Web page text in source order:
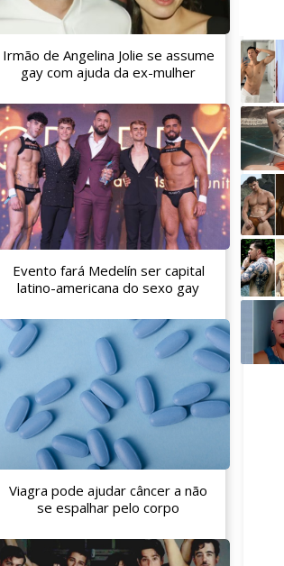
Irmão de Angelina Jolie se assume
gay com ajuda da ex-mulher
Evento fará Medelín ser capital
latino-americana do sexo gay
Viagra pode ajudar câncer a não
se espalhar pelo corpo